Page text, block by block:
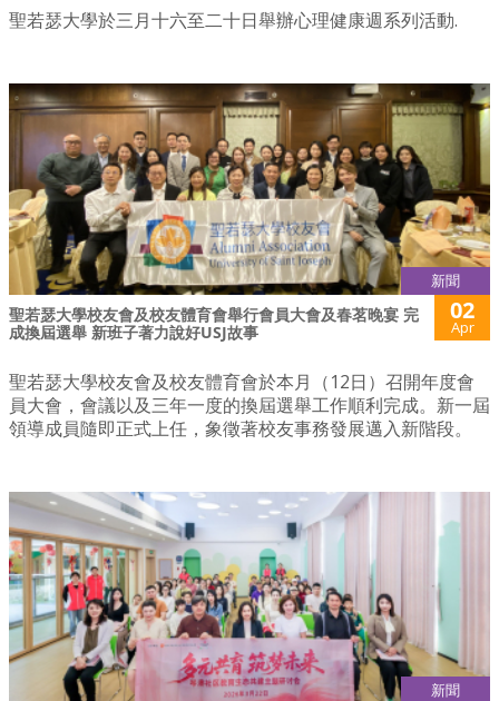
聖若瑟大學於三月十六至二十日舉辦心理健康週系列活動.
新聞
聖若瑟大學校友會及校友體育會舉行會員大會及春茗晚宴 完
成換屆選舉 新班子著力說好USJ故事
02
Apr
聖若瑟大學校友會及校友體育會於本月（12日）召開年度會
員大會，會議以及三年一度的換屆選舉工作順利完成。新一屆
領導成員隨即正式上任，象徵著校友事務發展邁入新階段。
新聞